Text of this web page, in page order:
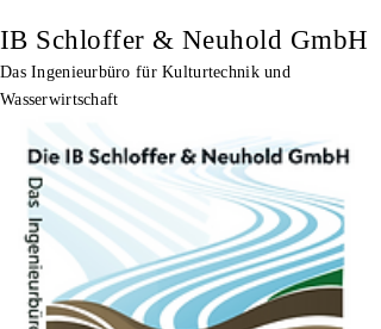
IB Schloffer & Neuhold GmbH
Das Ingenieurbüro für Kulturtechnik und
Wasserwirtschaft